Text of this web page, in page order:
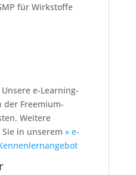
für Wirkstoffe
e-Learning-
der Freemium-
Weitere
in unserem » e-